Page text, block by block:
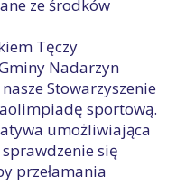
ze środków
Tęczy
Nadarzyn
Stowarzyszenie
sportową.
umożliwiająca
się
przełamania